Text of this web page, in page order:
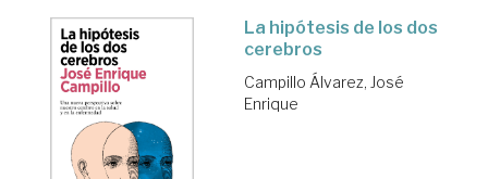
La hipótesis de los dos
cerebros
Campillo Álvarez, José
Enrique